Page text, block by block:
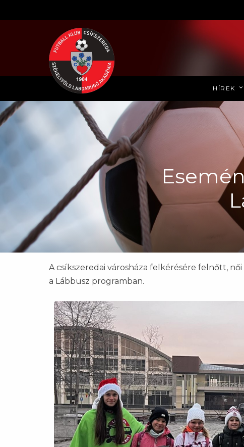
HÍREK
A csíkszeredai városháza felkérésére felnőtt,
a Lábbusz programban.